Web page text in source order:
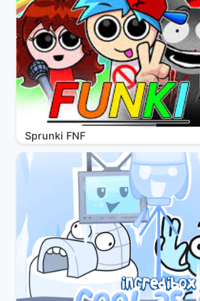
Sprunki FNF